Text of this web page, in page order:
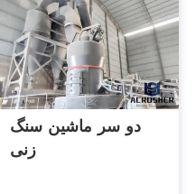
دو سر ماشین سنگ
زنی